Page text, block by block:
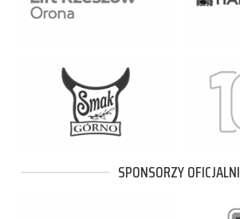
SPONSORZY OFICJALNI